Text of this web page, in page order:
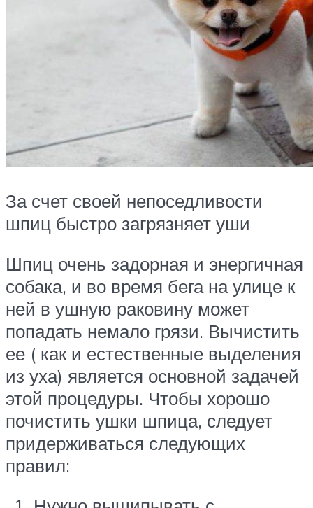
За счет своей непоседливости
шпиц быстро загрязняет уши
Шпиц очень задорная и энергичная
собака, и во время бега на улице к
ней в ушную раковину может
попадать немало грязи. Вычистить
ее ( как и естественные выделения
из уха) является основной задачей
этой процедуры. Чтобы хорошо
почистить ушки шпица, следует
придерживаться следующих
правил: